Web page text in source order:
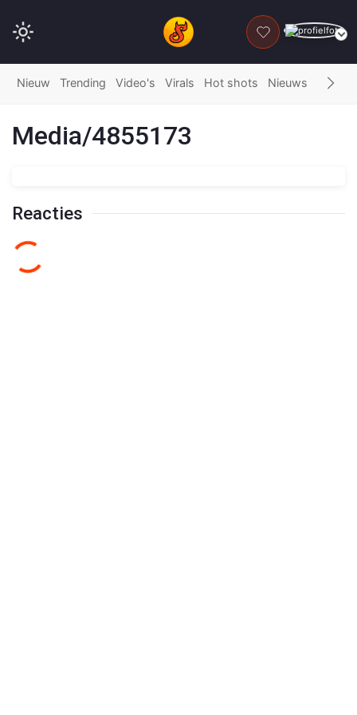
DONEER
Nieuw Trending Video's Virals Hot shots Nieuws Fails
Media/4855173
Reacties